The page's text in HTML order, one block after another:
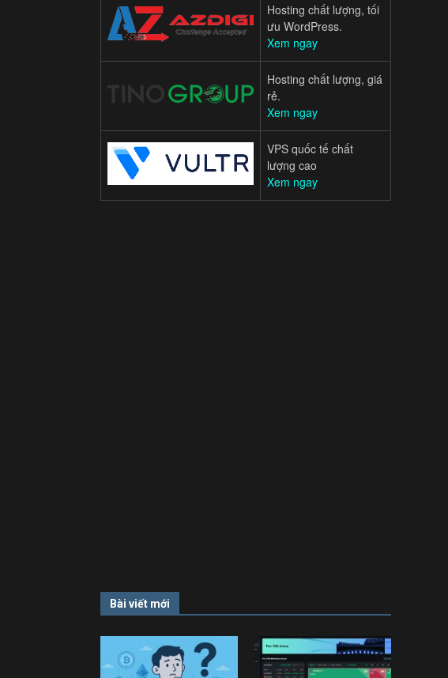
Hosting chất lượng, tối
ưu WordPress.
Xem ngay
Hosting chất lượng, giá
rẻ.
Xem ngay
VPS quốc tế chất
lượng cao
Xem ngay
Bài viết mới